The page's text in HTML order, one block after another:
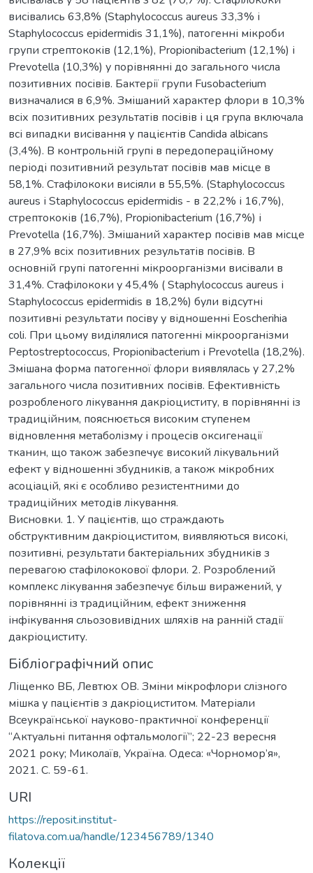
висівались 63,8% (Staphylococcus aureus 33,3% і
Staphylococcus epidermidis 31,1%), патогенні мікроби
групи стрептококів (12,1%), Propionibacterium (12,1%) і
Prevotella (10,3%) у порівнянні до загального числа
позитивних посівів. Бактерії групи Fusobacterium
визначалися в 6,9%. Змішаний характер флори в 10,3%
всіх позитивних результатів посівів і ця група включала
всі випадки висівання у пацієнтів Candida albicans
(3,4%). В контрольній групі в передопераційному
періоді позитивний результат посівів мав місце в
58,1%. Стафілококи висіяли в 55,5%. (Staphylococcus
aureus і Staphylococcus epidermidis - в 22,2% і 16,7%),
стрептококів (16,7%), Propionibacterium (16,7%) і
Prevotella (16,7%). Змішаний характер посівів мав місце
в 27,9% всіх позитивних результатів посівів. В
основній групі патогенні мікроорганізми висівали в
31,4%. Стафілококи у 45,4% ( Staphylococcus aureus і
Staphylococcus epidermidis в 18,2%) були відсутні
позитивні результати посіву у відношенні Eoscherihia
coli. При цьому виділялися патогенні мікроорганізми
Peptostreptococcus, Propionibacterium і Prevotella (18,2%).
Змішана форма патогенної флори виявлялась у 27,2%
загального числа позитивних посівів. Ефективність
розробленого лікування дакріоциститу, в порівнянні із
традиційним, пояснюється високим ступенем
відновлення метаболізму і процесів оксигенації
тканин, що також забезпечує високий лікувальний
ефект у відношенні збудників, а також мікробних
асоціацій, які є особливо резистентними до
традиційних методів лікування.
Висновки. 1. У пацієнтів, що страждають
обструктивним дакріоциститом, виявляються високі,
позитивні, результати бактеріальних збудників з
перевагою стафілококової флори. 2. Розроблений
комплекс лікування забезпечує більш виражений, у
порівнянні із традиційним, ефект зниження
інфікування сльозовивідних шляхів на ранній стадії
дакріоциститу.
Бібліографічний опис
Ліщенко ВБ, Левтюх ОВ. Зміни мікрофлори слізного
мішка у пацієнтів з дакріоциститом. Матеріали
Всеукраїнської науково-практичної конференції
“Актуальні питання офтальмології”; 22-23 вересня
2021 року; Миколаїв, Україна. Одеса: «Чорномор’я»,
2021. С. 59-61.
URI
https://reposit.institut-
filatova.com.ua/handle/123456789/1340
Колекції